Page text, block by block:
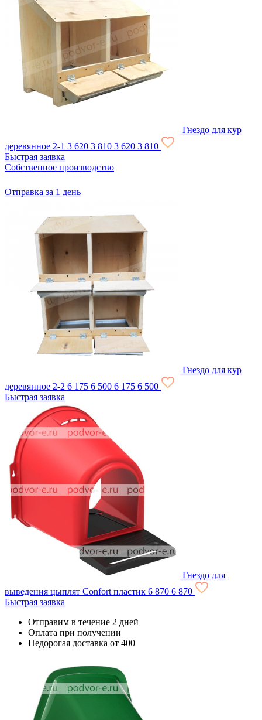
Гнездо для кур
деревянное 2-1 3 620 3 810 3 620 3 810
Быстрая заявка
Собственное производство
Отправка за 1 день
Гнездо для кур
деревянное 2-2 6 175 6 500 6 175 6 500
Быстрая заявка
Гнездо для
выведения цыплят Confort пластик 6 870 6 870
Быстрая заявка
Отправим в течение 2 дней
Оплата при получении
Недорогая доставка от 400